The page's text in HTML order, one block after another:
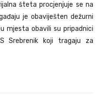
šteta procjenjuje se na
je obaviješten dežurni
mjesta obavili su pripadnici
Srebrenik koji tragaju za